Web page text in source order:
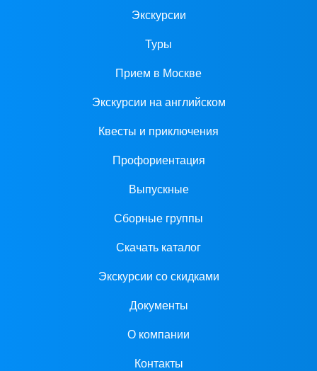
Экскурсии
Туры
Прием в Москве
Экскурсии на английском
Квесты и приключения
Профориентация
Выпускные
Сборные группы
Скачать каталог
Экскурсии со скидками
Документы
О компании
Контакты